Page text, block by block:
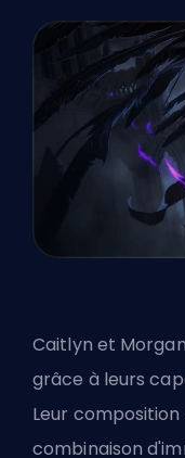
Caitlyn et
grâce à leurs
Leur
combinaison